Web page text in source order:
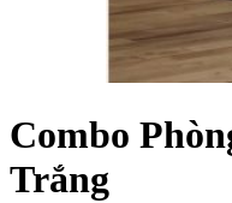
Combo
Trắng